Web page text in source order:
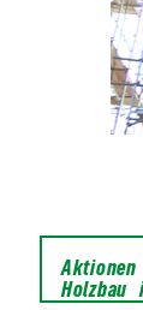
Aktionen
Holzbau